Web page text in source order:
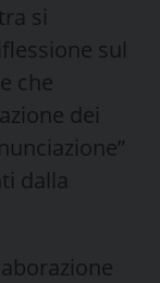
si
sul
che
dei
dalla